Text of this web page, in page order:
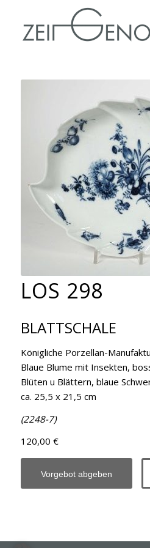
LOS 298
BLATTSCHALE
Königliche Porzellan-
Blaue Blume mit Insekten,
Blüten u Blättern, blaue
ca. 25,5 x 21,5 cm
(2248-7)
120,00 €
Vorgebot abgeben